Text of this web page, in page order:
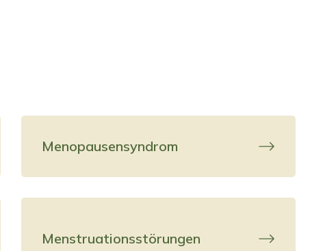
Menopausensyndrom
Menstruationsstörungen